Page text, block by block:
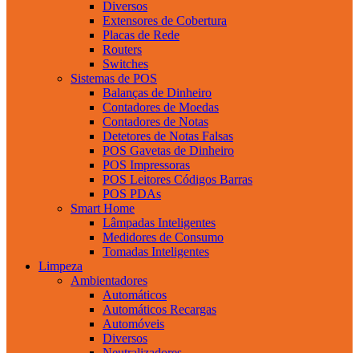
Diversos
Extensores de Cobertura
Placas de Rede
Routers
Switches
Sistemas de POS
Balanças de Dinheiro
Contadores de Moedas
Contadores de Notas
Detetores de Notas Falsas
POS Gavetas de Dinheiro
POS Impressoras
POS Leitores Códigos Barras
POS PDAs
Smart Home
Lâmpadas Inteligentes
Medidores de Consumo
Tomadas Inteligentes
Limpeza
Ambientadores
Automáticos
Automáticos Recargas
Automóveis
Diversos